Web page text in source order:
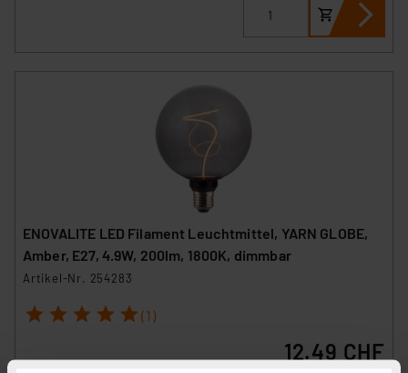
ENOVALITE LED Filament Leuchtmittel, YARN GLOBE,
Amber, E27, 4.9W, 200lm, 1800K, dimmbar
Artikel-Nr. 254283
1 2 3 4 5 (1)
12.49 CHF